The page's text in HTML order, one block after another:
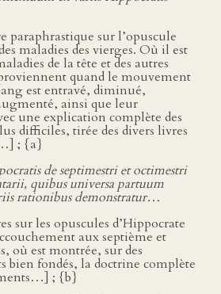
paraphrastique sur l’opuscule
maladies des vierges. Où il est
de la tête et des autres
quand le mouvement
est entravé, diminué,
ainsi que leur
une explication complète des
difficiles, tirée des divers livres
; {a}
de septimestri et octimestri
quibus universa partuum
rationibus demonstratur…
sur les opuscules d’Hippocrate
aux septième et
où est montrée, sur des
bien fondés, la doctrine complète
; {b}